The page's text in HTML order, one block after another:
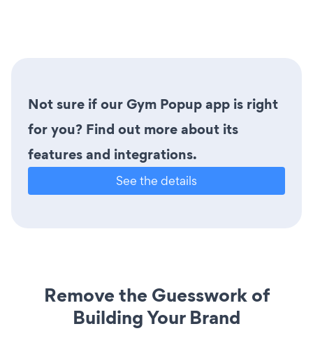
Not sure if our Gym Popup app is right
for you? Find out more about its
features and integrations.
See the details
Remove the Guesswork of
Building Your Brand